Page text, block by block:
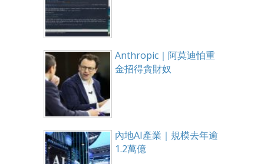
Anthropic｜阿莫迪怕重
金招得貪財奴
內地AI產業｜規模去年逾
1.2萬億